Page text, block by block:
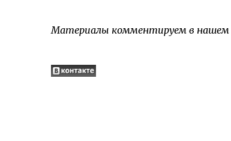
Материалы комментируем в нашем